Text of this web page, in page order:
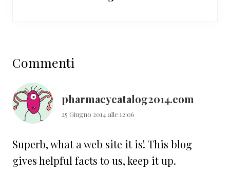
del
lettore
Commenti
pharmacycatalog2014.com
25 Giugno 2014 alle 12:06
Superb, what a web site it is! This blog
gives helpful facts to us, keep it up.